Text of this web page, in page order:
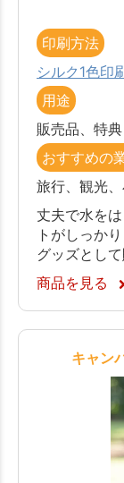
印刷方法
シルク1色印
用途
販売品、特典
おすすめの
旅行、観光
丈夫で水を
トがしっか
グッズとし
商品を見る
キャン